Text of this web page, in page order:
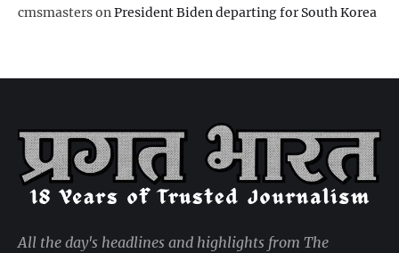
cmsmastersonPresident Biden departing for South Korea
All the day's headlines and highlights from The